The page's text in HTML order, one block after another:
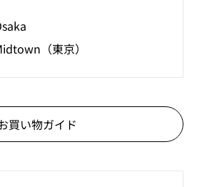
（東京）
買い物ガイド